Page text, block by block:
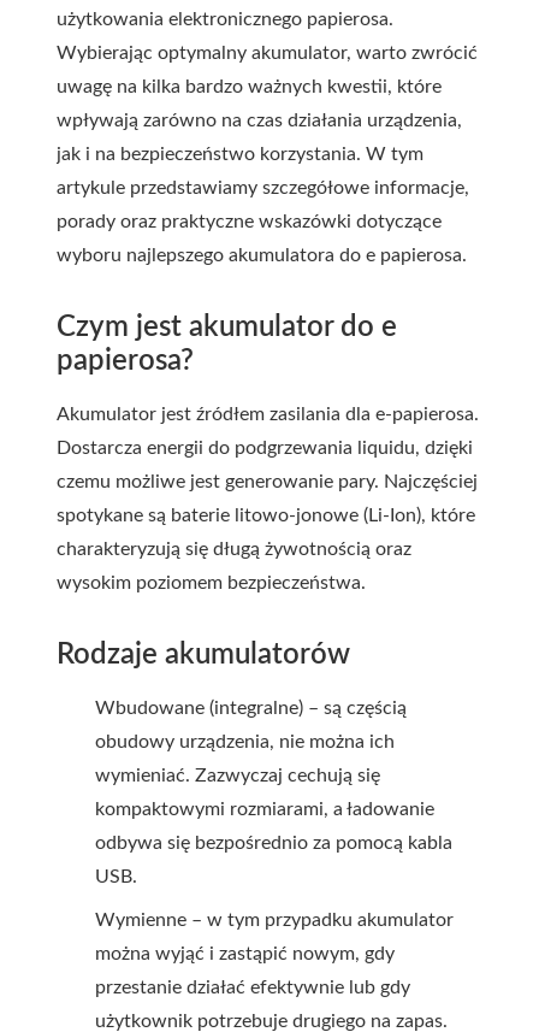
użytkowania elektronicznego papierosa.
Wybierając optymalny akumulator, warto zwrócić
uwagę na kilka bardzo ważnych kwestii, które
wpływają zarówno na czas działania urządzenia,
jak i na bezpieczeństwo korzystania. W tym
artykule przedstawiamy szczegółowe informacje,
porady oraz praktyczne wskazówki dotyczące
wyboru najlepszego akumulatora do e papierosa.
Czym jest akumulator do e
papierosa?
Akumulator jest źródłem zasilania dla e-papierosa.
Dostarcza energii do podgrzewania liquidu, dzięki
czemu możliwe jest generowanie pary. Najczęściej
spotykane są baterie litowo-jonowe (Li-Ion), które
charakteryzują się długą żywotnością oraz
wysokim poziomem bezpieczeństwa.
Rodzaje akumulatorów
Wbudowane (integralne) – są częścią
obudowy urządzenia, nie można ich
wymieniać. Zazwyczaj cechują się
kompaktowymi rozmiarami, a ładowanie
odbywa się bezpośrednio za pomocą kabla
USB.
Wymienne – w tym przypadku akumulator
można wyjąć i zastąpić nowym, gdy
przestanie działać efektywnie lub gdy
użytkownik potrzebuje drugiego na zapas.